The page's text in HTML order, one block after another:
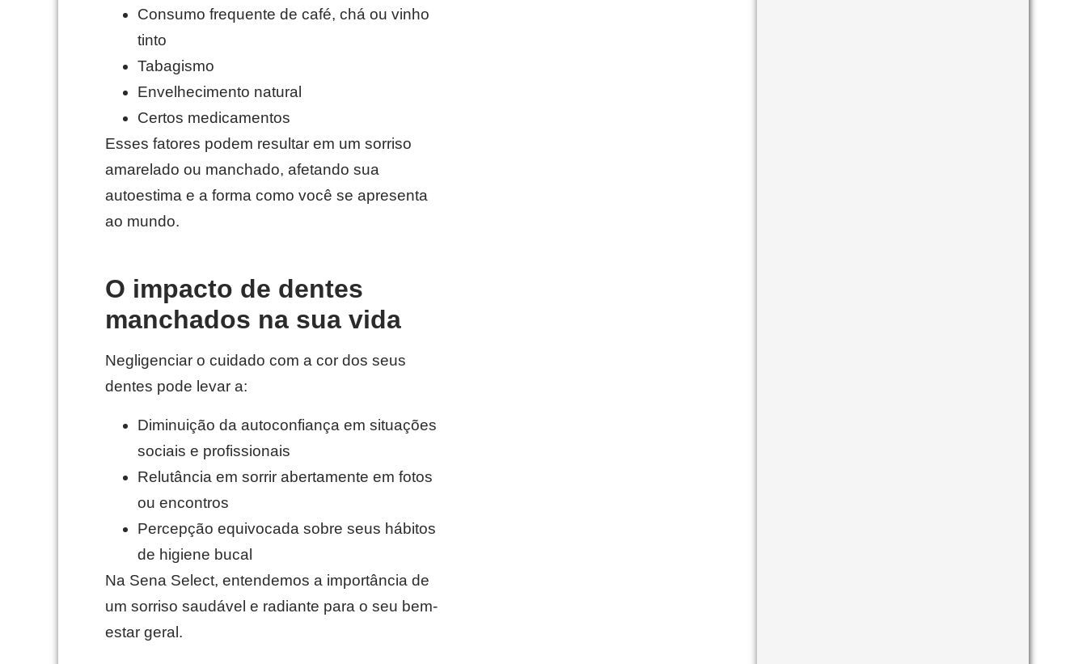
Consumo frequente de café, chá ou vinho
tinto
Tabagismo
Envelhecimento natural
Certos medicamentos
Esses fatores podem resultar em um sorriso
amarelado ou manchado, afetando sua
autoestima e a forma como você se apresenta
ao mundo.
O impacto de dentes
manchados na sua vida
Negligenciar o cuidado com a cor dos seus
dentes pode levar a:
Diminuição da autoconfiança em situações
sociais e profissionais
Relutância em sorrir abertamente em fotos
ou encontros
Percepção equivocada sobre seus hábitos
de higiene bucal
Na Sena Select, entendemos a importância de
um sorriso saudável e radiante para o seu bem-
estar geral.